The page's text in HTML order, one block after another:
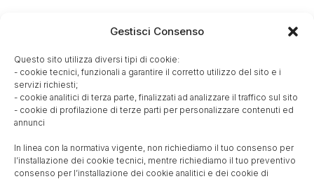
Gestisci Consenso
Questo sito utilizza diversi tipi di cookie:
- cookie tecnici, funzionali a garantire il corretto utilizzo del sito e i
servizi richiesti;
- cookie analitici di terza parte, finalizzati ad analizzare il traffico sul sito
- cookie di profilazione di terze parti per personalizzare contenuti ed
annunci
In linea con la normativa vigente, non richiediamo il tuo consenso per
l’installazione dei cookie tecnici, mentre richiediamo il tuo preventivo
consenso per l’installazione dei cookie analitici e dei cookie di